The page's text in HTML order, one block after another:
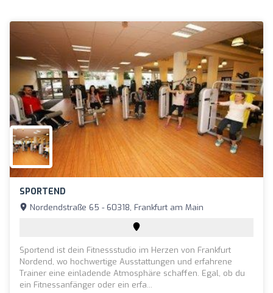
SPORTEND
Nordendstraße 65 - 60318, Frankfurt am Main
Sportend ist dein Fitnessstudio im Herzen von Frankfurt
Nordend, wo hochwertige Ausstattungen und erfahrene
Trainer eine einladende Atmosphäre schaffen. Egal, ob du
ein Fitnessanfänger oder ein erfa...